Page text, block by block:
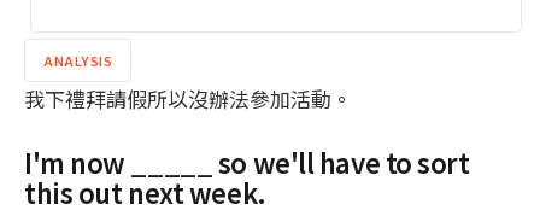
ANALYSIS
我下禮拜請假所以沒辦法參加活動。
I'm now _____ so we'll have to sort
this out next week.